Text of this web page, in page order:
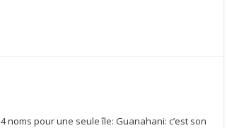
4 noms pour une seule île: Guanahani: c’est son